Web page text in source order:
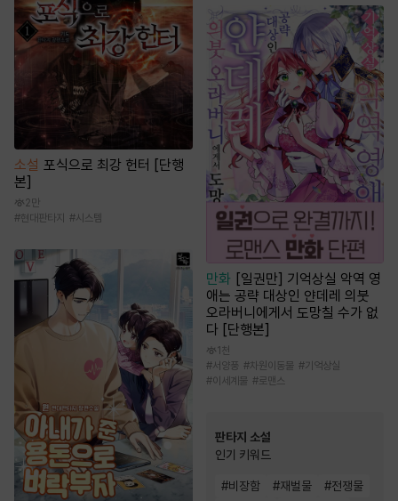
소설 포식으로 최강 헌터 [단행
본]
2만
#현대판타지 #시스템
만화
[일권만] 기억상실 악역 영
애는 공략 대상인 얀데레 의붓
오라버니에게서 도망칠 수가 없
다 [단행본]
1천
#서양풍 #차원이동물 #기억상실
#이세계물 #로맨스
판타지 소설
인기 키워드
#비장함 #재벌물 #전쟁물